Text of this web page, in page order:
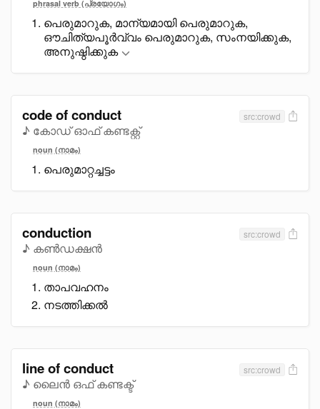
phrasal verb (പ്രയോഗം)
പെരുമാറുക, മാന്യമായി പെരുമാറുക,
ഔചിത്യപൂർവ്വം പെരുമാറുക, സംനയിക്കുക,
അനുഷ്ഠിക്കുക
code of conduct
♪ കോഡ് ഓഫ് കണ്ടക്റ്റ്
src:crowd
noun (നാമം)
പെരുമാറ്റച്ചട്ടം
conduction
♪ കൺഡക്ഷൻ
src:crowd
noun (നാമം)
താപവഹനം
നടത്തിക്കൽ
line of conduct
♪ ലൈൻ ഒഫ് കണ്ടക്ട്
src:crowd
noun (നാമം)